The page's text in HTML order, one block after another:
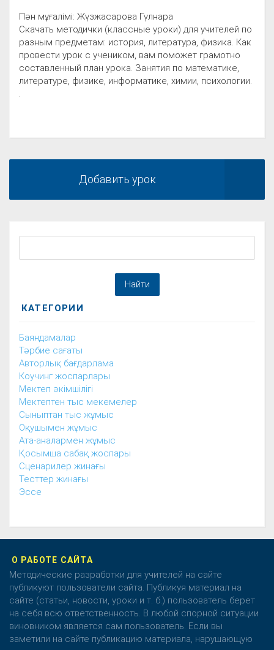
Пән мұғалімі: Жүзжасарова Гүлнара
Скачать методички (классные уроки) для учителей по
разным предметам: история, литература, физика. Как
провести урок с учеником, вам поможет грамотно
составленный план урока. Занятия по математике,
литературе, физике, информатике, химии, психологии.
Добавить урок
КАТЕГОРИИ
Баяндамалар
Тәрбие сағаты
Авторлық бағдарлама
Коучинг жоспарлары
Мектеп әкімшілігі
Мектептен тыс мекемелер
Сыныптан тыс жұмыс
Оқушымен жұмыс
Ата-аналармен жұмыс
Қосымша сабақ жоспары
Сценарилер жинағы
Тесттер жинағы
Эссе
О РАБОТЕ САЙТА
Методические разработки для учителей на сайте
публикуют пользователи сайта. Публикуя материал на
сайте (статьи, новости, уроки и т. б.) пользователь берет
на себя всю ответственность. В любой спорной ситуации
виновником является сам пользователь. Если вы
заметили на сайте публикацию материала, нарушающую